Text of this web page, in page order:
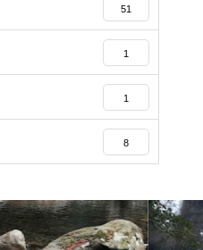
51
1
1
8